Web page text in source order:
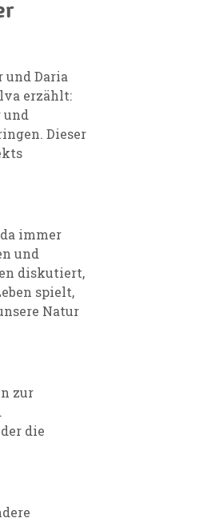
Daria
erzählt:
und
Dieser
immer
und
diskutiert,
spielt,
Natur
zur
die